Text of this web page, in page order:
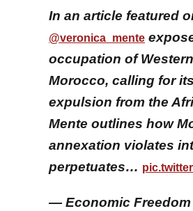
In an article featured
@veronica_mente
occupation of
Morocco, calling for
expulsion from the
Mente outlines how
annexation violates
perpetuates…
— Economic Freedom